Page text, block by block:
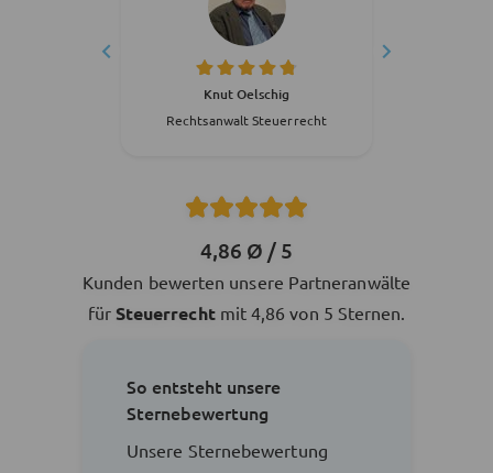
Knut Oelschig
Rechtsanwalt Steuerrecht
4,86 Ø / 5
Kunden bewerten unsere Partneranwälte
für Steuerrechtmit 4,86 von 5 Sternen.
So entsteht unsere
Sternebewertung
Unsere Sternebewertung